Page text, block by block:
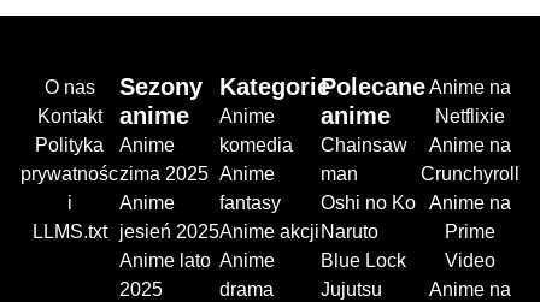
O nas
Kontakt
Polityka
prywatnośc
i
LLMS.txt
Sezony
anime
Anime
zima 2025
Anime
jesień 2025
Anime lato
2025
Kategorie
Anime
komedia
Anime
fantasy
Anime akcji
Anime
drama
Polecane
anime
Chainsaw
man
Oshi no Ko
Naruto
Blue Lock
Jujutsu
Anime na
Netflixie
Anime na
Crunchyroll
Anime na
Prime
Video
Anime na